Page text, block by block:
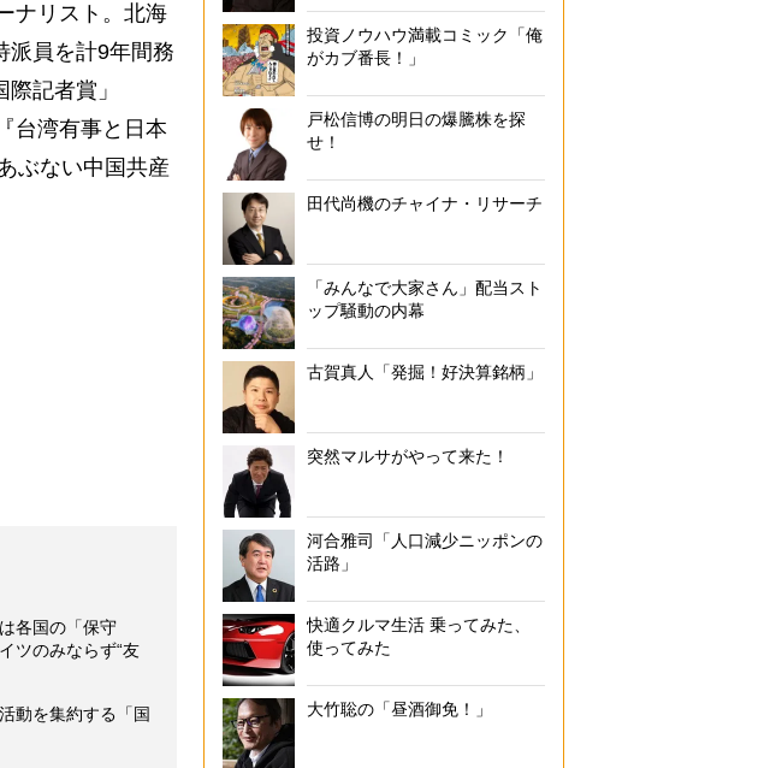
ナリスト。北海
派員を計9年間務
記者賞」
台湾有事と日本
ぶない中国共産
各国の「保守
ツのみならず“友
動を集約する「国
投資ノウハウ満載コミック「俺
がカブ番長！」
戸松信博の明日の爆騰株を探
せ！
田代尚機のチャイナ・リサーチ
「みんなで大家さん」配当スト
ップ騒動の内幕
古賀真人「発掘！好決算銘柄」
突然マルサがやって来た！
河合雅司「人口減少ニッポンの
活路」
快適クルマ生活 乗ってみた、
使ってみた
大竹聡の「昼酒御免！」